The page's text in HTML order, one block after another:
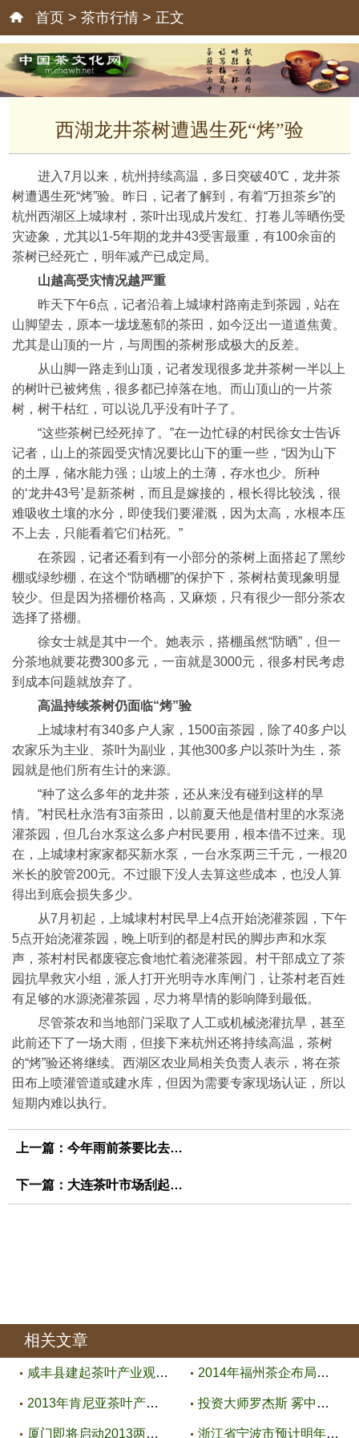
首页 > 茶市行情 > 正文
西湖龙井茶树遭遇生死“烤”验
进入7月以来，杭州持续高温，多日突破40℃，龙井茶
树遭遇生死“烤”验。昨日，记者了解到，有着“万担茶乡”的
杭州西湖区上城埭村，茶叶出现成片发红、打卷儿等晒伤受
灾迹象，尤其以1-5年期的龙井43受害最重，有100余亩的
茶树已经死亡，明年减产已成定局。
山越高受灾情况越严重
昨天下午6点，记者沿着上城埭村路南走到茶园，站在
山脚望去，原本一垅垅葱郁的茶田，如今泛出一道道焦黄。
尤其是山顶的一片，与周围的茶树形成极大的反差。
从山脚一路走到山顶，记者发现很多龙井茶树一半以上
的树叶已被烤焦，很多都已掉落在地。而山顶山的一片茶
树，树干枯红，可以说几乎没有叶子了。
“这些茶树已经死掉了。”在一边忙碌的村民徐女士告诉
记者，山上的茶园受灾情况要比山下的重一些，“因为山下
的土厚，储水能力强；山坡上的土薄，存水也少。所种
的‘龙井43号’是新茶树，而且是嫁接的，根长得比较浅，很
难吸收土壤的水分，即使我们要灌溉，因为太高，水根本压
不上去，只能看着它们枯死。”
在茶园，记者还看到有一小部分的茶树上面搭起了黑纱
棚或绿纱棚，在这个“防晒棚”的保护下，茶树枯黄现象明显
较少。但是因为搭棚价格高，又麻烦，只有很少一部分茶农
选择了搭棚。
徐女士就是其中一个。她表示，搭棚虽然“防晒”，但一
分茶地就要花费300多元，一亩就是3000元，很多村民考虑
到成本问题就放弃了。
高温持续茶树仍面临“烤”验
上城埭村有340多户人家，1500亩茶园，除了40多户以
农家乐为主业、茶叶为副业，其他300多户以茶叶为生，茶
园就是他们所有生计的来源。
“种了这么多年的龙井茶，还从来没有碰到这样的旱
情。”村民杜永浩有3亩茶田，以前夏天他是借村里的水泵浇
灌茶园，但几台水泵这么多户村民要用，根本借不过来。现
在，上城埭村家家都买新水泵，一台水泵两三千元，一根20
米长的胶管200元。不过眼下没人去算这些成本，也没人算
得出到底会损失多少。
从7月初起，上城埭村村民早上4点开始浇灌茶园，下午
5点开始浇灌茶园，晚上听到的都是村民的脚步声和水泵
声，茶村村民都废寝忘食地忙着浇灌茶园。村干部成立了茶
园抗旱救灾小组，派人打开光明寺水库闸门，让茶村老百姓
有足够的水源浇灌茶园，尽力将旱情的影响降到最低。
尽管茶农和当地部门采取了人工或机械浇灌抗旱，甚至
此前还下了一场大雨，但接下来杭州还将持续高温，茶树
的“烤”验还将继续。西湖区农业局相关负责人表示，将在茶
田布上喷灌管道或建水库，但因为需要专家现场认证，所以
短期内难以执行。
上一篇： 今年雨前茶要比去年贵两成
下一篇： 大连茶叶市场刮起野茶风
相关文章
咸丰县建起茶叶产业观光走廊 2014年福州茶企布局提升
2013年肯尼亚茶叶产量可能下降10 投资大师罗杰斯 雾中天为资本论
厦门即将启动2013两岸斗茶活动 浙江省宁波市预计明年春茶减产10